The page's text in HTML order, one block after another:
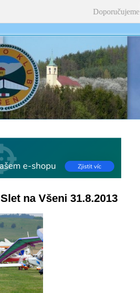
Doporučujeme
Slet na Všeni 31.8.2013